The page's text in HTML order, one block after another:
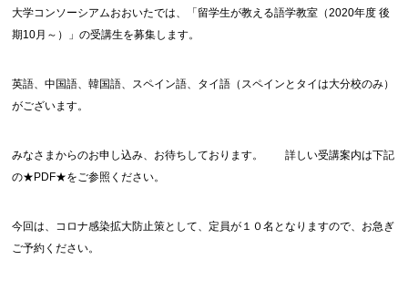
大学コンソーシアムおおいたでは、「留学生が教える語学教室（2020年度 後
期10月～）」の受講生を募集します。
英語、中国語、韓国語、スペイン語、タイ語（スペインとタイは大分校のみ）
がございます。
みなさまからのお申し込み、お待ちしております。 詳しい受講案内は下記
の★PDF★をご参照ください。
今回は、コロナ感染拡大防止策として、定員が１０名となりますので、お急ぎ
ご予約ください。